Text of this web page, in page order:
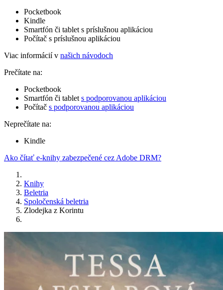
Pocketbook
Kindle
Smartfón či tablet s príslušnou aplikáciou
Počítač s príslušnou aplikáciou
Viac informácií v našich návodoch
Prečítate na:
Pocketbook
Smartfón či tablet s podporovanou aplikáciou
Počítač s podporovanou aplikáciou
Neprečítate na:
Kindle
Ako čítať e-knihy zabezpečené cez Adobe DRM?
Knihy
Beletria
Spoločenská beletria
Zlodejka z Korintu